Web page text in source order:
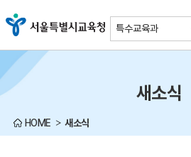
특수교육과
새소식
HOME 새소식